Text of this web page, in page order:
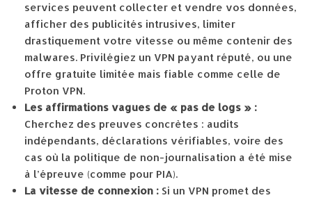
services peuvent collecter et vendre vos données,
afficher des publicités intrusives, limiter
drastiquement votre vitesse ou même contenir des
malwares. Privilégiez un VPN payant réputé, ou une
offre gratuite limitée mais fiable comme celle de
Proton VPN.
Les affirmations vagues de « pas de logs » :
Cherchez des preuves concrètes : audits
indépendants, déclarations vérifiables, voire des
cas où la politique de non-journalisation a été mise
à l’épreuve (comme pour PIA).
La vitesse de connexion : Si un VPN promet des